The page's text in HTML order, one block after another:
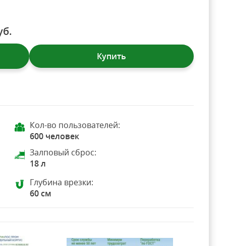
Купить
Кол-во пользователей:
600 человек
Залповый сброс:
18 л
Глубина врезки:
60 см